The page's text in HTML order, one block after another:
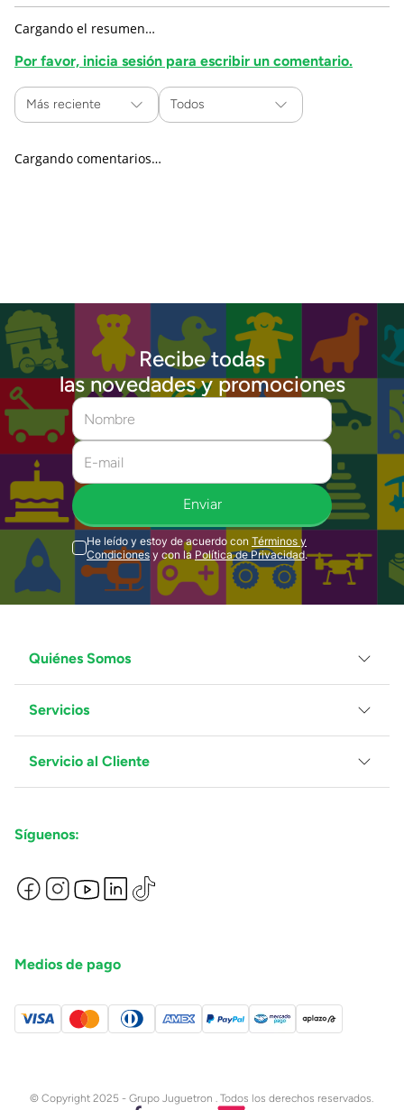
Cargando el resumen…
Por favor, inicia sesión para escribir un comentario.
Más reciente Todos
Cargando comentarios…
Recibe todas
las novedades y promociones
Enviar
He leído y estoy de acuerdo con Términos y
Condiciones y con la Política de Privacidad.
Quiénes Somos
Grupo Juguetron
Localiza tu tienda
Blog
Servicios
Facturación
Proveedores
Servicio al Cliente
Preguntas Frecuentes
Términos y Condiciones
Devoluciones de Compras en Línea
Síguenos:
Medios de pago
© Copyright 2025 - Grupo Juguetron . Todos los derechos reservados.